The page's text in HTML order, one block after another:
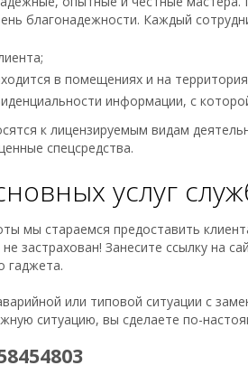
благонадежности. Каждый
в помещениях и на
информации, с
к лицензируемым видам
спецсредства.
услуг
мы стараемся предоставить
застрахован! Занесите ссылку на
гаджета.
или типовой ситуации с
ситуацию, вы сделаете по-